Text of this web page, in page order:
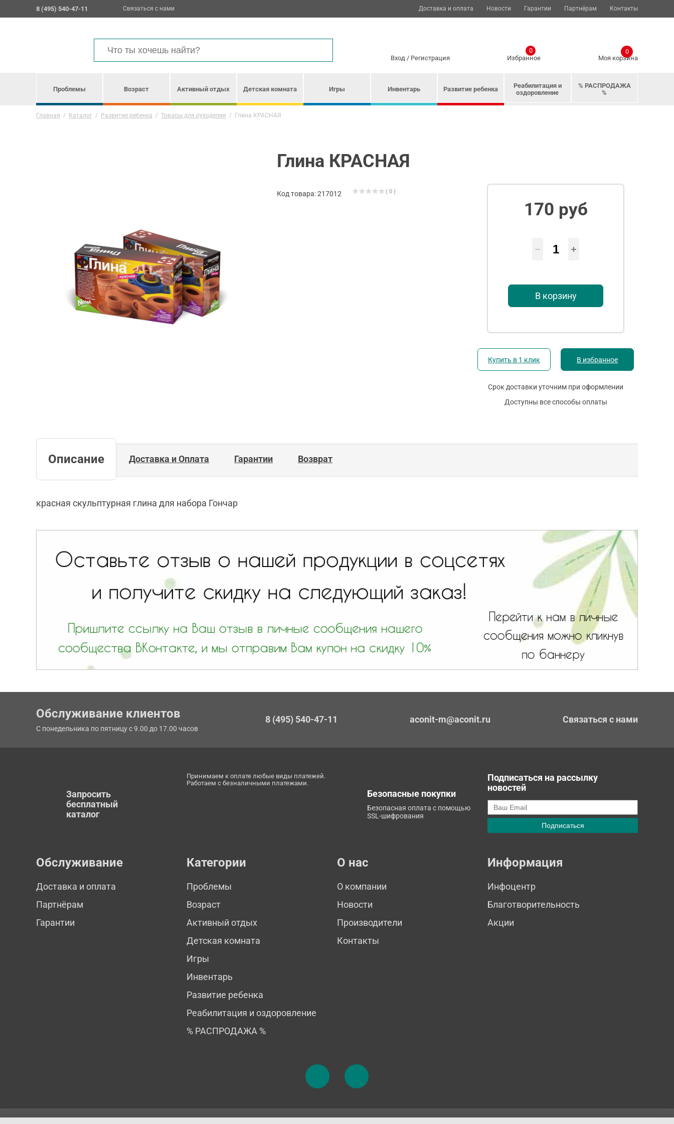
8 (495) 540-47-11 Связаться с нами Доставка и оплата Новости Гарантии Партнёрам Контакты
Вход/ Регистрация Избранное
0
Моя корзина
0
Проблемы Возраст Активный отдых Детская комната Игры Инвентарь Развитие ребенка
Реабилитация и
оздоровление
% РАСПРОДАЖА
%
Главная / Каталог / Развитие ребенка / Товары для рукоделия / Глина КРАСНАЯ
Глина КРАСНАЯ
Код товара: 217012 ( 0 )
170 руб
В корзину
Купить в 1 клик В избранное
Срок доставки уточним при оформлении
Доступны все способы оплаты
Описание Доставка и Оплата Гарантии Возврат
красная скульптурная глина для набора Гончар
Обслуживание клиентов
С понедельника по пятницу с 9.00 до 17.00 часов
8 (495) 540-47-11 aconit-m@aconit.ru Связаться с нами
Запросить
бесплатный
каталог
Принимаем к оплате любые виды платежей.
Работаем с безналичными платежами.
Безопасные покупки
Безопасная оплата с помощью
SSL-шифрования
Подписаться на рассылку
новостей
Обслуживание
Доставка и оплата
Партнёрам
Гарантии
Категории
Проблемы
Возраст
Активный отдых
Детская комната
Игры
Инвентарь
Развитие ребенка
Реабилитация и оздоровление
% РАСПРОДАЖА %
О нас
О компании
Новости
Производители
Контакты
Информация
Инфоцентр
Благотворительность
Акции